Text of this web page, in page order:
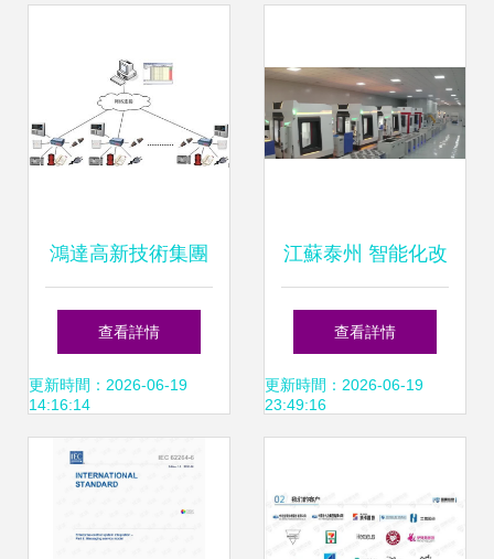
鴻達高新技術集團
以科技創新引領多
領域生態融合
查看詳情
更新時間：2026-06-19
14:16:14
江蘇泰州 智能化改
造與數字化轉型診
斷，激活轉型發
查看詳情
更新時間：2026-06-19
23:49:16